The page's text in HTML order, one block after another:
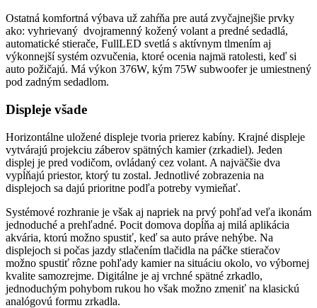
Ostatná komfortná výbava už zahŕňa pre autá zvyčajnejšie prvky
ako: vyhrievaný dvojramenný kožený volant a predné sedadlá,
automatické stierače, FullLED svetlá s aktívnym tlmením aj
výkonnejší systém ozvučenia, ktoré ocenia najmä ratolesti, keď si
auto požičajú. Má výkon 376W, kým 75W subwoofer je umiestnený
pod zadným sedadlom.
Displeje všade
Horizontálne uložené displeje tvoria prierez kabíny. Krajné displeje
vytvárajú projekciu záberov spätných kamier (zrkadiel). Jeden
displej je pred vodičom, ovládaný cez volant. A najväčšie dva
vypĺňajú priestor, ktorý tu zostal. Jednotlivé zobrazenia na
displejoch sa dajú prioritne podľa potreby vymieňať.
Systémové rozhranie je však aj napriek na prvý pohľad veľa ikonám
jednoduché a prehľadné. Pocit domova dopĺňa aj milá aplikácia
akvária, ktorú možno spustiť, keď sa auto práve nehýbe. Na
displejoch si počas jazdy stlačením tlačidla na páčke stieračov
možno spustiť rôzne pohľady kamier na situáciu okolo, vo výbornej
kvalite samozrejme. Digitálne je aj vrchné spätné zrkadlo,
jednoduchým pohybom rukou ho však možno zmeniť na klasickú
analógovú formu zrkadla.